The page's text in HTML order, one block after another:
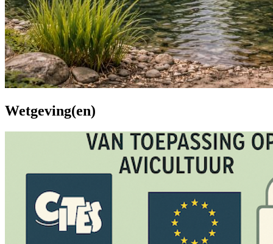
Wetgeving(en)